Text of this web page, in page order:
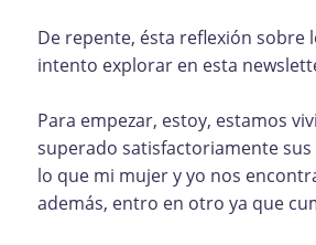
De repente, ésta reflexión sobre
intento explorar en esta
Para empezar, estoy, estamos
superado satisfactoriamente
lo que mi mujer y yo nos
además, entro en otro ya que